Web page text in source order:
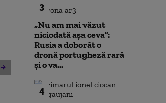
Noi verificări pe aeroportul
din Leipzig: sute de polițiști
caută o a doua dronă.
Varianta exclusă de
anchetatori
Societatea de
3
„Nu am mai văzut
niciodată așa ceva”:
Rusia a doborât o
dronă portugheză rară
și o va...
4